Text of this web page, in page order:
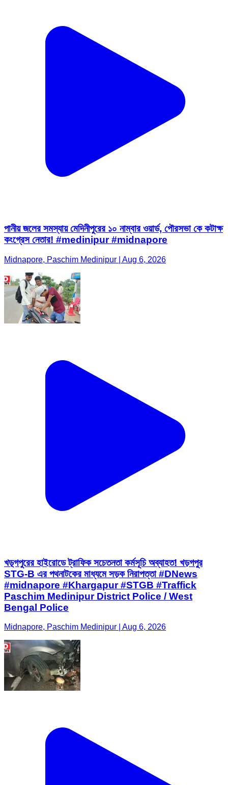
পানীয় জলের সমস্যায় মেদিনীপুরের ১০ নাম্বার ওয়ার্ড, পৌরসভা কে কটাক্ষ
কংগ্রেস নেতার! #medinipur #midnapore
Midnapore, Paschim Medinipur | Aug 6, 2026
খড়্গপুরের হাইরোডে ট্রাফিক সচেতনতা কর্মসূচি অব্যাহত! খড়গপুর
STG-B এর পথনাটকের মাধ্যমে সড়ক নিরাপত্তা #DNews
#midnapore #Khargapur #STGB #Traffick
Paschim Medinipur District Police / West
Bengal Police
Midnapore, Paschim Medinipur | Aug 6, 2026